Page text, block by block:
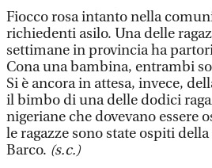
Fiocco rosa intanto nella
richiedenti asilo. Una delle
settimane in provincia ha
Cona una bambina, entrambi
Si è ancora in attesa, invece,
il bimbo di una delle dodici
nigeriane che dovevano essere
le ragazze sono state ospiti
Barco. (s.c.)